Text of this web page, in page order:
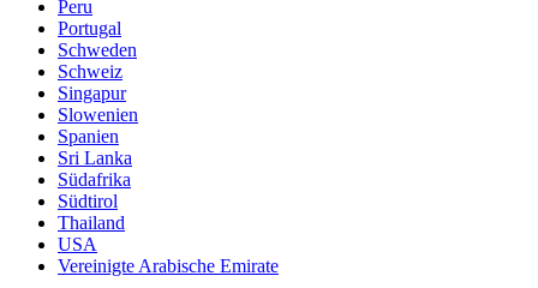
Peru
Portugal
Schweden
Schweiz
Singapur
Slowenien
Spanien
Sri Lanka
Südafrika
Südtirol
Thailand
USA
Vereinigte Arabische Emirate